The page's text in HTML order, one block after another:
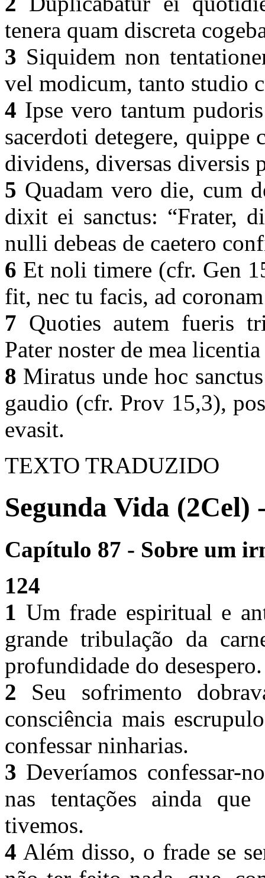
tenera quam discreta
3 Siquidem non
vel modicum, tanto studio
4 Ipse vero tantum
sacerdoti detegere, quippe
dividens, diversas diversis
5 Quadam vero die, cum
dixit ei sanctus: “Frater,
nulli debeas de caetero
6 Et noli timere (cfr. Gen
fit, nec tu facis, ad
7 Quoties autem fueris
Pater noster de mea
8 Miratus unde hoc
gaudio (cfr. Prov 15,3),
evasit.
TEXTO TRADUZIDO
Segunda Vida (2Cel)
Capítulo 87 - Sobre um
124
1 Um frade espiritual e
grande tribulação da
profundidade do
2 Seu sofrimento
consciência mais
confessar ninharias.
3 Deveríamos confessar-
nas tentações ainda
tivemos.
4 Além disso, o frade se